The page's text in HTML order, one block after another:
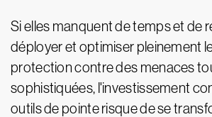
Si elles manquent de temps et de
déployer et optimiser pleinement
protection contre des menaces
sophistiquées, l'investissement
outils de pointe risque de se